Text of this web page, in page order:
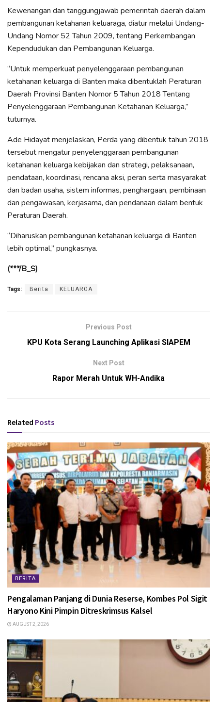
Kewenangan dan tanggungjawab pemerintah daerah dalam
pembangunan ketahanan keluaraga, diatur melalui Undang-
Undang Nomor 52 Tahun 2009, tentang Perkembangan
Kependudukan dan Pembangunan Keluarga.
“Untuk memperkuat penyelenggaraan pembangunan
ketahanan keluarga di Banten maka dibentuklah Peraturan
Daerah Provinsi Banten Nomor 5 Tahun 2018 Tentang
Penyelenggaraan Pembangunan Ketahanan Keluarga,”
tuturnya.
Ade Hidayat menjelaskan, Perda yang dibentuk tahun 2018
tersebut mengatur penyelenggaraan pembangunan
ketahanan keluarga kebijakan dan strategi, pelaksanaan,
pendataan, koordinasi, rencana aksi, peran serta masyarakat
dan badan usaha, sistem informas, penghargaan, pembinaan
dan pengawasan, kerjasama, dan pendanaan dalam bentuk
Peraturan Daerah.
“Diharuskan pembangunan ketahanan keluarga di Banten
lebih optimal,” pungkasnya.
(***/B_S)
Tags: Berita KELUARGA
Previous Post
KPU Kota Serang Launching Aplikasi SIAPEM
Next Post
Rapor Merah Untuk WH-Andika
Related Posts
BERITA
Pengalaman Panjang di Dunia Reserse, Kombes Pol Sigit
Haryono Kini Pimpin Ditreskrimsus Kalsel
AUGUST 2, 2026